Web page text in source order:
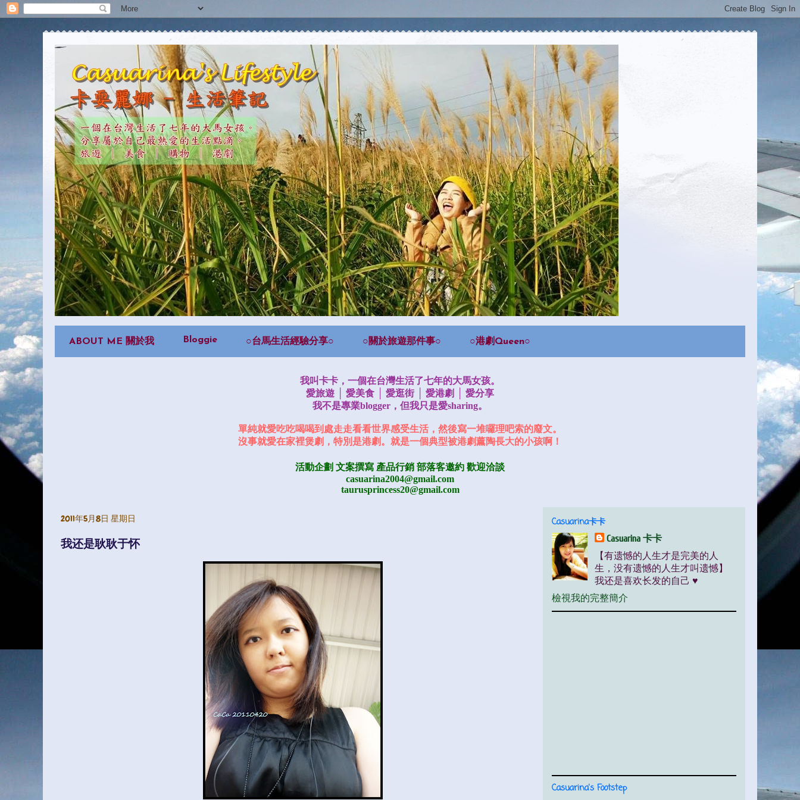
ABOUT ME 關於我 Bloggie ○台馬生活經驗分享○ ○關於旅遊那件事○ ○港劇Queen○
我叫卡卡，一個在台灣生活了七年的大馬女孩。
愛旅遊 │ 愛美食 │ 愛逛街 │ 愛港劇 │ 愛分享
我不是專業blogger，但我只是愛sharing。
單純就愛吃吃喝喝到處走走看看世界感受生活，然後寫一堆囉理吧索的廢文。
沒事就愛在家裡煲劇，特別是港劇。就是一個典型被港劇薰陶長大的小孩啊！
活動企劃 文案撰寫 產品行銷 部落客邀約 歡迎洽談
casuarina2004@gmail.com
taurusprincess20@gmail.com
2011年5月8日 星期日
我还是耿耿于怀
Casuarina卡卡
Casuarina 卡卡
【有遗憾的人生才是完美的人
生，没有遗憾的人生才叫遗憾】
我还是喜欢长发的自己 ♥
檢視我的完整簡介
Casuarina's Footstep